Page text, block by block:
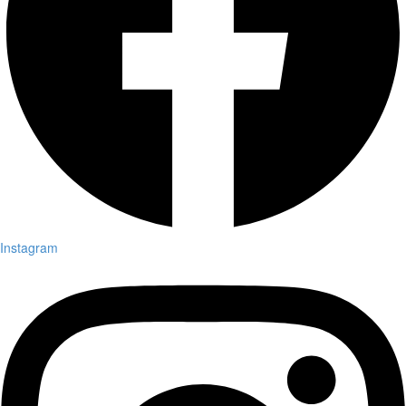
Instagram